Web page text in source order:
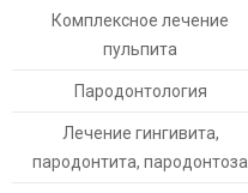
Комплексное лечение
пульпита
Пародонтология
Лечение гингивита,
пародонтита, пародонтоза